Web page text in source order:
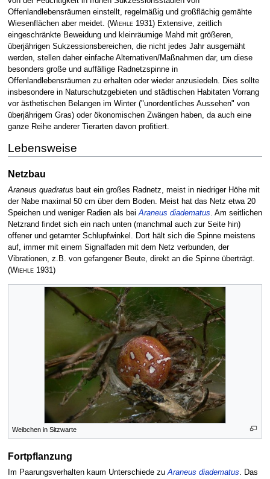
Offenlandlebensräumen einstellt, regelmäßig und großflächig gemähte
Wiesenflächen aber meidet. (Wiehle1931)Extensive, zeitlich
eingeschränkte Beweidung und kleinräumige Mahd mit größeren,
überjährigen Sukzessionsbereichen, die nicht jedes Jahr ausgemäht
werden, stellen daher einfache Alternativen/Maßnahmen dar, um diese
besonders große und auffällige Radnetzspinne in
Offenlandlebensräumen zu erhalten oder wieder anzusiedeln. Dies sollte
insbesondere in Naturschutzgebieten und städtischen Habitaten Vorrang
vor ästhetischen Belangen im Winter ("unordentliches Aussehen" von
überjährigem Gras) oder ökonomischen Zwängen haben, da auch eine
ganze Reihe anderer Tierarten davon profitiert.
Lebensweise
Netzbau
Araneus quadratus baut ein großes Radnetz, meist in niedriger Höhe mit
der Nabe maximal 50 cm über dem Boden. Meist hat das Netz etwa 20
Speichen und weniger Radien als beiAraneus diadematus. Am seitlichen
Netzrand findet sich ein nach unten (manchmal auch zur Seite hin)
offener und getarnter Schlupfwinkel. Dort hält sich die Spinne meistens
auf, immer mit einem Signalfaden mit dem Netz verbunden, der
Vibrationen, z.B. von gefangener Beute, direkt an die Spinne überträgt.
(Wiehle1931)
Weibchen in Sitzwarte
Fortpflanzung
Im Paarungsverhalten kaum Unterschiede zuAraneus diadematus. Das